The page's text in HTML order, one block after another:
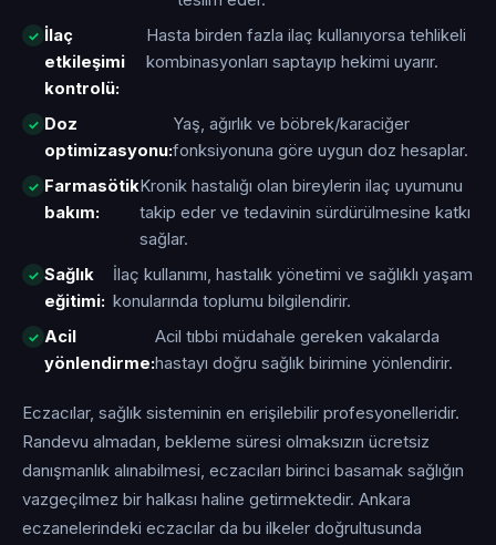
İlaç
etkileşimi
kontrolü:
Hasta birden fazla ilaç kullanıyorsa tehlikeli
kombinasyonları saptayıp hekimi uyarır.
Doz
optimizasyonu:
Yaş, ağırlık ve böbrek/karaciğer
fonksiyonuna göre uygun doz hesaplar.
Farmasötik
bakım:
Kronik hastalığı olan bireylerin ilaç uyumunu
takip eder ve tedavinin sürdürülmesine katkı
sağlar.
Sağlık
eğitimi:
İlaç kullanımı, hastalık yönetimi ve sağlıklı yaşam
konularında toplumu bilgilendirir.
Acil
yönlendirme:
Acil tıbbi müdahale gereken vakalarda
hastayı doğru sağlık birimine yönlendirir.
Eczacılar, sağlık sisteminin en erişilebilir profesyonelleridir.
Randevu almadan, bekleme süresi olmaksızın ücretsiz
danışmanlık alınabilmesi, eczacıları birinci basamak sağlığın
vazgeçilmez bir halkası haline getirmektedir. Ankara
eczanelerindeki eczacılar da bu ilkeler doğrultusunda